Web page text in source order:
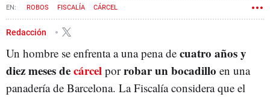
ROBOS FISCALÍA CÁRCEL
Redacción
Un hombre se enfrenta a una pena de cuatro años y
diez meses decárcel porrobar un bocadillo en una
panadería de Barcelona. La Fiscalía considera que el